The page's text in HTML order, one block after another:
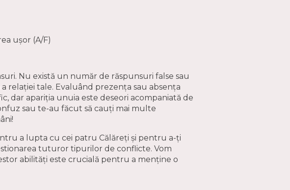
ușor (A/F)
Nu există un număr de răspunsuri false sau
relației tale. Evaluând prezența sau absența
dar apariția unuia este deseori acompaniată de
sau te-au făcut să cauți mai multe
a lupta cu cei patru Călăreți și pentru a-ți
tuturor tipurilor de conflicte. Vom
abilități este crucială pentru a menține o